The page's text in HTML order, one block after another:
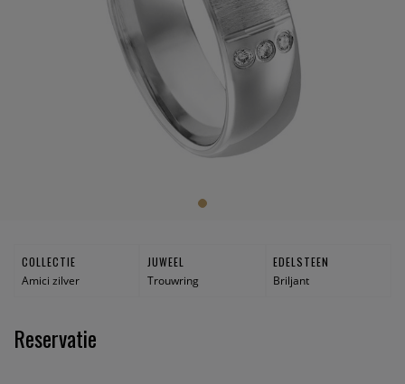
COLLECTIE
Amici zilver
JUWEEL
Trouwring
EDELSTEEN
Briljant
Reservatie